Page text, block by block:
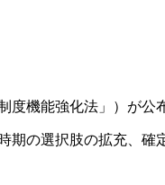
機能強化法」）が公
の選択肢の拡充、